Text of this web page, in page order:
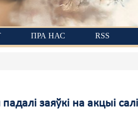
ПРА НАС RSS
падалі заяўкі на акцыі